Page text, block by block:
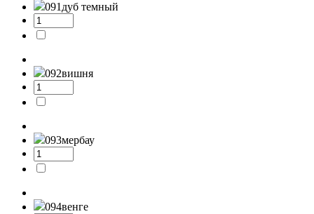
091 дуб темный
092вишня
093мербау
094венге